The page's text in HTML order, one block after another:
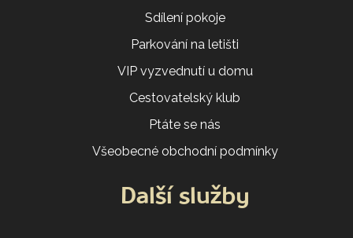
Sdílení pokoje
Parkování na letišti
VIP vyzvednutí u domu
Cestovatelský klub
Ptáte se nás
Všeobecné obchodní podmínky
Další služby